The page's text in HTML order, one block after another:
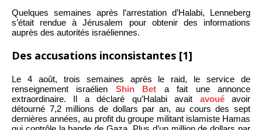
Quelques semaines après l’arrestation d’Halabi, Lenneberg
s’était rendue à Jérusalem pour obtenir des informations
auprès des autorités israéliennes.
Des accusations inconsistantes [1]
Le 4 août, trois semaines après le raid, le service de
renseignement israélien Shin Bet a fait une annonce
extraordinaire. Il a déclaré qu’Halabi avait avouéavoir
détourné 7,2 millions de dollars par an, au cours des sept
dernières années, au profit du groupe militant islamiste Hamas